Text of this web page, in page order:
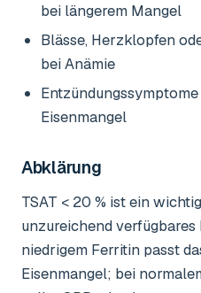
bei längerem Mangel
Blässe, Herzklopfen
bei Anämie
Eisenmangel
Abklärung
TSAT < 20 % ist ein
unzureichend verfügbares
niedrigem Ferritin passt
Eisenmangel; bei